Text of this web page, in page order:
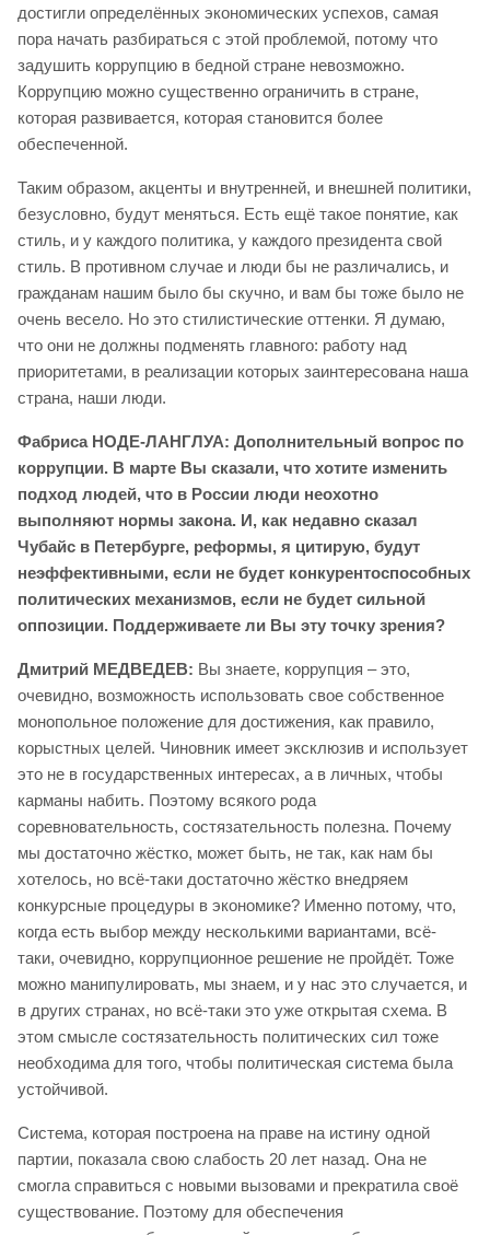
достигли определённых экономических успехов, самая
пора начать разбираться с этой проблемой, потому что
задушить коррупцию в бедной стране невозможно.
Коррупцию можно существенно ограничить в стране,
которая развивается, которая становится более
обеспеченной.
Таким образом, акценты и внутренней, и внешней политики,
безусловно, будут меняться. Есть ещё такое понятие, как
стиль, и у каждого политика, у каждого президента свой
стиль. В противном случае и люди бы не различались, и
гражданам нашим было бы скучно, и вам бы тоже было не
очень весело. Но это стилистические оттенки. Я думаю,
что они не должны подменять главного: работу над
приоритетами, в реализации которых заинтересована наша
страна, наши люди.
Фабриса НОДЕ-ЛАНГЛУА: Дополнительный вопрос по
коррупции. В марте Вы сказали, что хотите изменить
подход людей, что в России люди неохотно
выполняют нормы закона. И, как недавно сказал
Чубайс в Петербурге, реформы, я цитирую, будут
неэффективными, если не будет конкурентоспособных
политических механизмов, если не будет сильной
оппозиции. Поддерживаете ли Вы эту точку зрения?
Дмитрий МЕДВЕДЕВ: Вы знаете, коррупция – это,
очевидно, возможность использовать свое собственное
монопольное положение для достижения, как правило,
корыстных целей. Чиновник имеет эксклюзив и использует
это не в государственных интересах, а в личных, чтобы
карманы набить. Поэтому всякого рода
соревновательность, состязательность полезна. Почему
мы достаточно жёстко, может быть, не так, как нам бы
хотелось, но всё-таки достаточно жёстко внедряем
конкурсные процедуры в экономике? Именно потому, что,
когда есть выбор между несколькими вариантами, всё-
таки, очевидно, коррупционное решение не пройдёт. Тоже
можно манипулировать, мы знаем, и у нас это случается, и
в других странах, но всё-таки это уже открытая схема. В
этом смысле состязательность политических сил тоже
необходима для того, чтобы политическая система была
устойчивой.
Система, которая построена на праве на истину одной
партии, показала свою слабость 20 лет назад. Она не
смогла справиться с новыми вызовами и прекратила своё
существование. Поэтому для обеспечения